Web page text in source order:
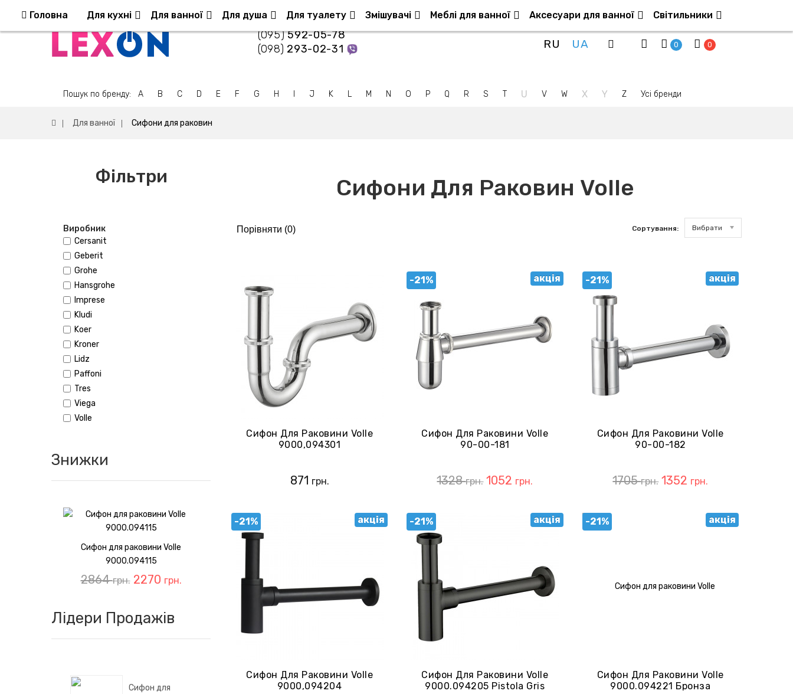
(095)592-05-78
(098) 293-02-31 RU UA 0 0
Головна Для кухні Для ванної Для душа Для туалету Змішувачі Меблі для ванної Аксесуари для ванної Світильники
Пошук по бренду: A B C D E F G H J K L M N O P Q R S T U V W X Y Z Усі бренди
Для ванної Сифони для раковин
Сифони Для Раковин Volle
Порівняти (0) Сортування: Вибрати
Сифон Для Раковини Volle
9000,094301
871 грн.
-21% акція
Сифон Для Раковини Volle
90-00-181
1328грн. 1052 грн.
-21% акція
Сифон Для Раковини Volle
90-00-182
1705грн. 1352 грн.
-21% акція
Сифон Для Раковини Volle
9000,094204
-21% акція
Сифон Для Раковини Volle
9000.094205 Pistola Gris
-21% акція
Сифон Для Раковини Volle
9000.094221 Бронза
Фільтри
Виробник
Cersanit
Geberit
Grohe
Hansgrohe
Imprese
Kludi
Koer
Kroner
Lidz
Paffoni
Tres
Viega
Volle
Знижки
Сифон для раковини Volle
9000.094115
2864грн. 2270 грн.
Лідери Продажів
Сифон для